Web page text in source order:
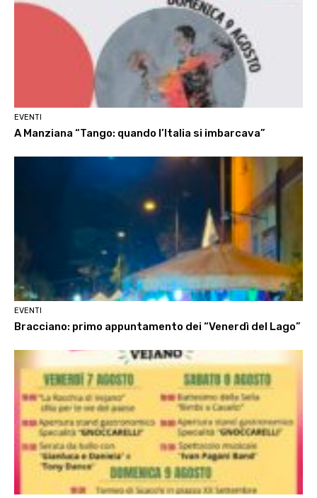
EVENTI
A Manziana “Tango: quando l’Italia si imbarcava”
EVENTI
Bracciano: primo appuntamento dei “Venerdì del Lago”